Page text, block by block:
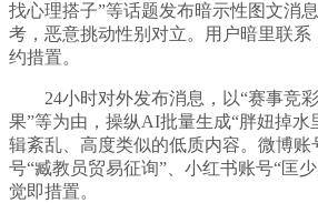
找心理搭子”等话题发布暗示性图文消
考，恶意挑动性别对立。用户暗里联系
约措置。
24小时对外发布消息，以“赛事竞彩
果”等为由，操纵AI批量生成“胖妞掉水
辑紊乱、高度类似的低质内容。微博账
号“臧教员贸易征询”、小红书账号“匡
觉即措置。